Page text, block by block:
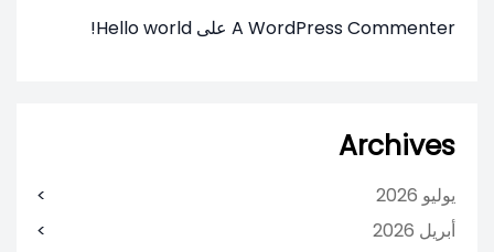
A WordPress Commenter على Hello world!
Archives
يوليو 2026
أبريل 2026